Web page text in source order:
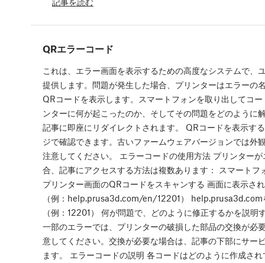
QRエラーコード
これは、エラー画面を表示するための高度なシステムで、
提供します。問題が発生した場合、プリンターはエラーの
QRコードを表示します。スマートフォンを取り出してコ
ンターに何が起こったのか、そしてその問題をどのように
記事に即座にリダイレクトされます。 QRコードを表示す
ジで確認できます。古いファームウェアバージョンでは外
注意してください。 エラーコードの使用方法 プリンター
合、記事にアクセスする方法は複数あります： スマートフ
プリンター画面のQRコードをスキャンする 画面に表示さ
（例：help.prusa3d.com/en/12201） help.prusa3d.com
（例：12201） 何が問題で、どのように修正するかを説明
一部のエラーでは、プリンターの破損した部品の交換が必
意してください。交換が必要な場合は、記事の下部にサー
ます。 エラーコードの説明 各コードはどのように作成さ